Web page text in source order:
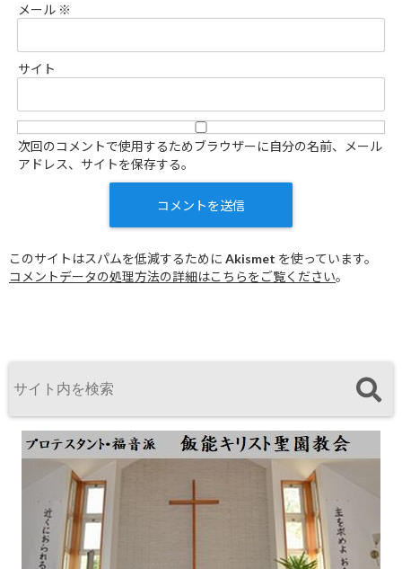
メール ※
サイト
次回のコメントで使用するためブラウザーに自分の名前、メール
アドレス、サイトを保存する。
このサイトはスパムを低減するために Akismet を使っています。
コメントデータの処理方法の詳細はこちらをご覧ください。